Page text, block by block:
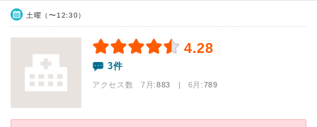
土曜（〜12:30）
4.28
3件
アクセス数 7月:883 | 6月:789